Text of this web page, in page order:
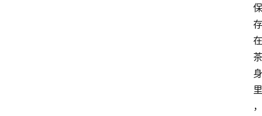
保
存
在
茶
身
里
，